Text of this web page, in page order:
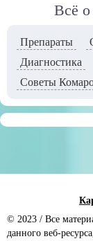
Всё о
Препараты
Диагностика
Советы
© 2023 / Все
данного веб-